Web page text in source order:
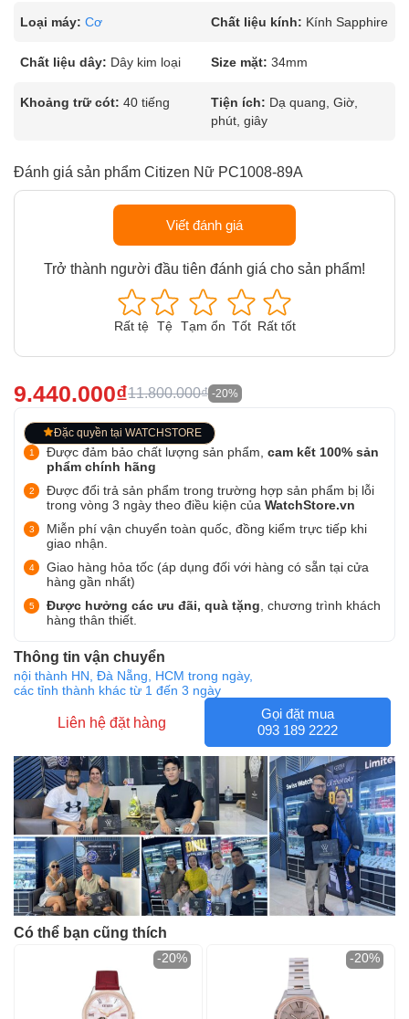
Loại máy: Cơ Chất liệu kính: Kính Sapphire
Chất liệu dây: Dây kim loại Size mặt: 34mm
Khoảng trữ cót: 40 tiếng Tiện ích: Dạ quang, Giờ,
phút, giây
Đánh giá sản phẩm Citizen Nữ PC1008-89A
Viết đánh giá
Trở thành người đầu tiên đánh giá cho sản phẩm!
Rất tệ Tệ Tạm ổn Tốt Rất tốt
9.440.000₫11.800.000₫ -20%
Đặc quyền tại WATCHSTORE
Được đảm bảo chất lượng sản phẩm, cam kết 100% sản
phẩm chính hãng
Được đổi trả sản phẩm trong trường hợp sản phẩm bị lỗi
trong vòng 3 ngày theo điều kiện của WatchStore.vn
Miễn phí vận chuyển toàn quốc, đồng kiểm trực tiếp khi
giao nhận.
Giao hàng hỏa tốc (áp dụng đối với hàng có sẵn tại cửa
hàng gần nhất)
Được hưởng các ưu đãi, quà tặng , chương trình khách
hàng thân thiết.
Thông tin vận chuyển
nội thành HN, Đà Nẵng, HCM trong ngày,
các tỉnh thành khác từ 1 đến 3 ngày
Liên hệ đặt hàng
Gọi đặt mua
093 189 2222
Có thể bạn cũng thích
-20% -20%